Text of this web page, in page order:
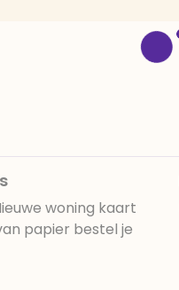
woning kaart
papier bestel je